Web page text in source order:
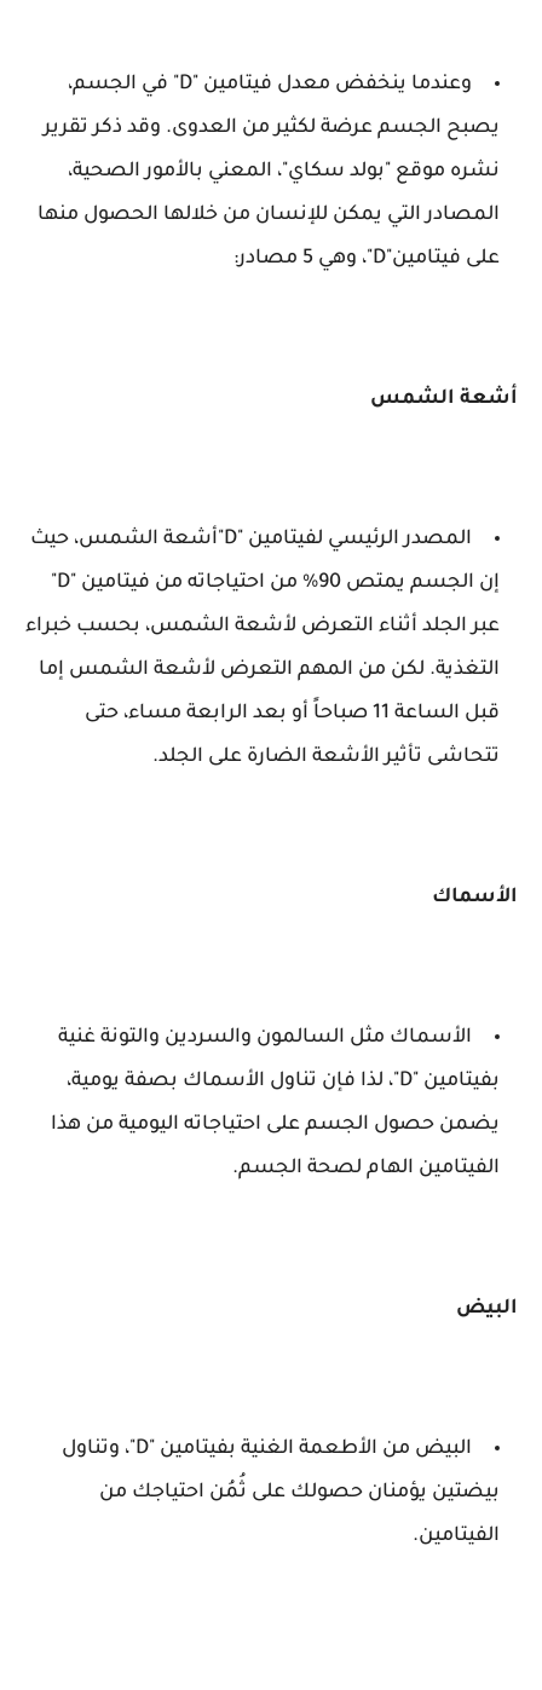
وعندما ينخفض معدل فيتامين "D" في الجسم،
يصبح الجسم عرضة لكثير من العدوى. وقد ذكر تقرير
نشره موقع "بولد سكاي"، المعني بالأمور الصحية،
المصادر التي يمكن للإنسان من خلالها الحصول منها
على فيتامين"D"، وهي 5 مصادر:
أشعة الشمس
المصدر الرئيسي لفيتامين "D"أشعة الشمس، حيث
إن الجسم يمتص 90% من احتياجاته من فيتامين "D"
عبر الجلد أثناء التعرض لأشعة الشمس، بحسب خبراء
التغذية. لكن من المهم التعرض لأشعة الشمس إما
قبل الساعة 11 صباحاً أو بعد الرابعة مساء، حتى
تتحاشى تأثير الأشعة الضارة على الجلد.
الأسماك
الأسماك مثل السالمون والسردين والتونة غنية
بفيتامين "D"، لذا فإن تناول الأسماك بصفة يومية،
يضمن حصول الجسم على احتياجاته اليومية من هذا
الفيتامين الهام لصحة الجسم.
البيض
البيض من الأطعمة الغنية بفيتامين "D"، وتناول
بيضتين يؤمنان حصولك على ثُمُن احتياجك من
الفيتامين.